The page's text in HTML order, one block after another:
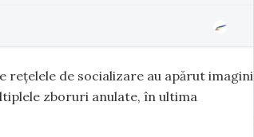
rețelele de socializare au apărut imagini
zboruri anulate, în ultima